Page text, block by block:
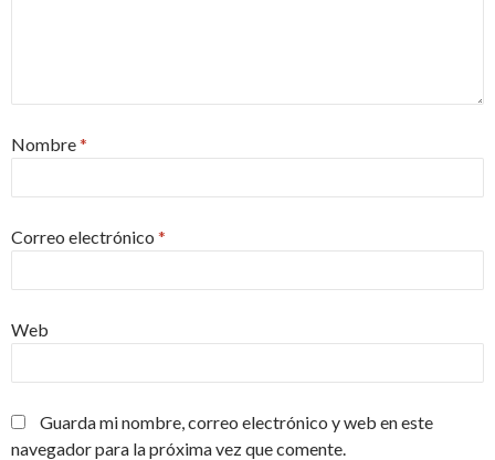
Nombre*
Correo electrónico *
Web
Guarda mi nombre, correo electrónico y web en este
navegador para la próxima vez que comente.